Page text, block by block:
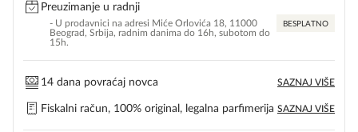
Preuzimanje u radnji
- U prodavnici na adresi Miće Orlovića 18, 11000
Beograd, Srbija, radnim danima do 16h, subotom do
15h.
BESPLATNO
14 dana povraćaj novca SAZNAJ VIŠE
Fiskalni račun, 100% original, legalna parfimerija SAZNAJ VIŠE